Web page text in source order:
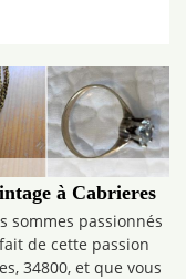
à Cabrieres
sommes passionnés
de cette passion
34800, et que vous